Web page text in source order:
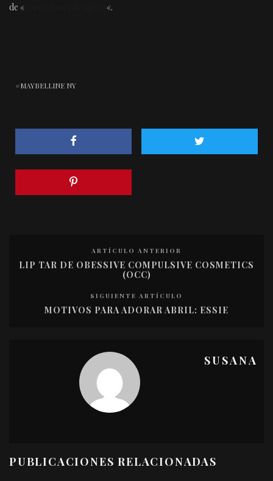
de «
«.
MAYBELLINE NY
ARTÍCULO ANTERIOR
LIP TAR DE OBESSIVE COMPULSIVE COSMETICS
(OCC)
SIGUIENTE ARTÍCULO
MOTIVOS PARA ADORAR ABRIL: ESSIE
SUSANA
PUBLICACIONES RELACIONADAS